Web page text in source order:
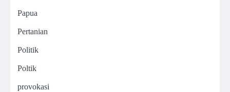
Papua
Pertanian
Politik
Poltik
provokasi